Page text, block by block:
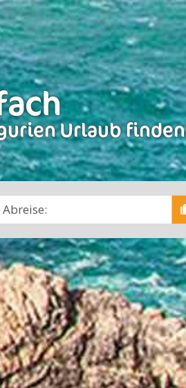
Urlaub finden
Abreise: